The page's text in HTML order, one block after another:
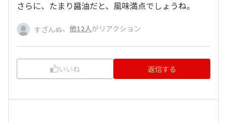
さらに、たまり醤油だと、風味満点でしょうね。
すざんぬ、 他12人がリアクション
いいね 返信する